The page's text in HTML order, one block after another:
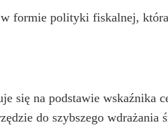
w formie polityki fiskalnej,
się na podstawie
do szybszego wdrażania